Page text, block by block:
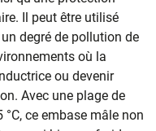
Il peut être utilisé
degré de pollution de
où la
ou devenir
Avec une plage de
°C, ce embase mâle non